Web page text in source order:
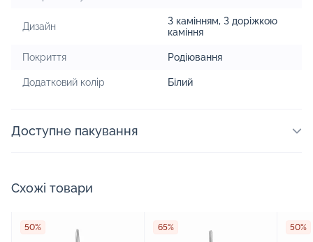
Дизайн З камінням, З доріжкою
каміння
Покриття Родіювання
Додатковий колір Білий
Доступне пакування
Схожі товари
50% 65% 50%